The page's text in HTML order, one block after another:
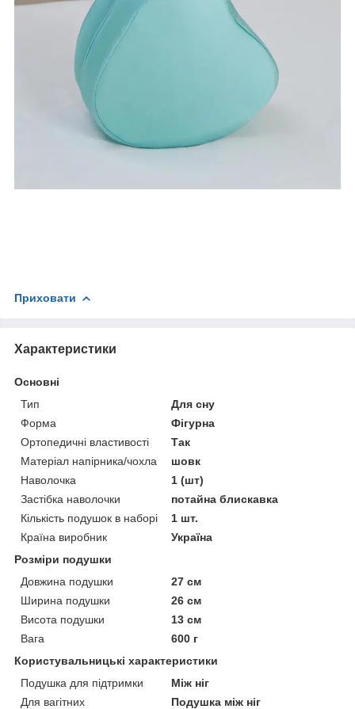
Приховати
Характеристики
Основні
Тип
Для сну
Форма
Фігурна
Ортопедичні властивості
Так
Матеріал напірника/чохла
шовк
Наволочка
1 (шт)
Застібка наволочки
потайна блискавка
Кількість подушок в наборі
1 шт.
Країна виробник
Україна
Розміри подушки
Довжина подушки
27 см
Ширина подушки
26 см
Висота подушки
13 см
Вага
600 г
Користувальницькі характеристики
Подушка для підтримки
Між ніг
Для вагітних
Подушка між ніг